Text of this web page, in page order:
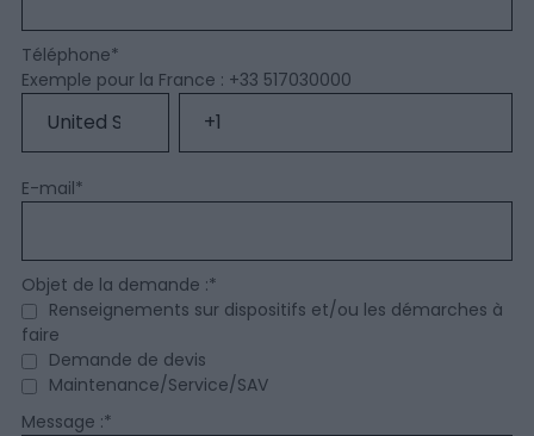
Téléphone*
Exemple pour la France : +33 517030000
E-mail*
Objet de la demande :*
Renseignements sur dispositifs et/ou les démarches à
faire
Demande de devis
Maintenance/Service/SAV
Message :*